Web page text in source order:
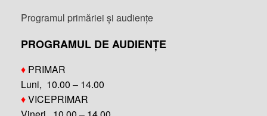
Programul primăriei și audiențe
PROGRAMUL DE AUDIENȚE
♦ PRIMAR
Luni, 10.00 – 14.00
♦VICEPRIMAR